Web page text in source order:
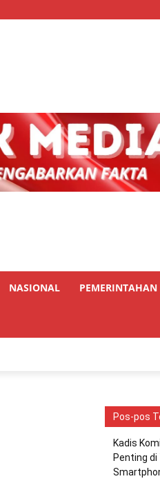
NASIONAL PEMERINTAHAN
Pos-pos
Kadis
Penting